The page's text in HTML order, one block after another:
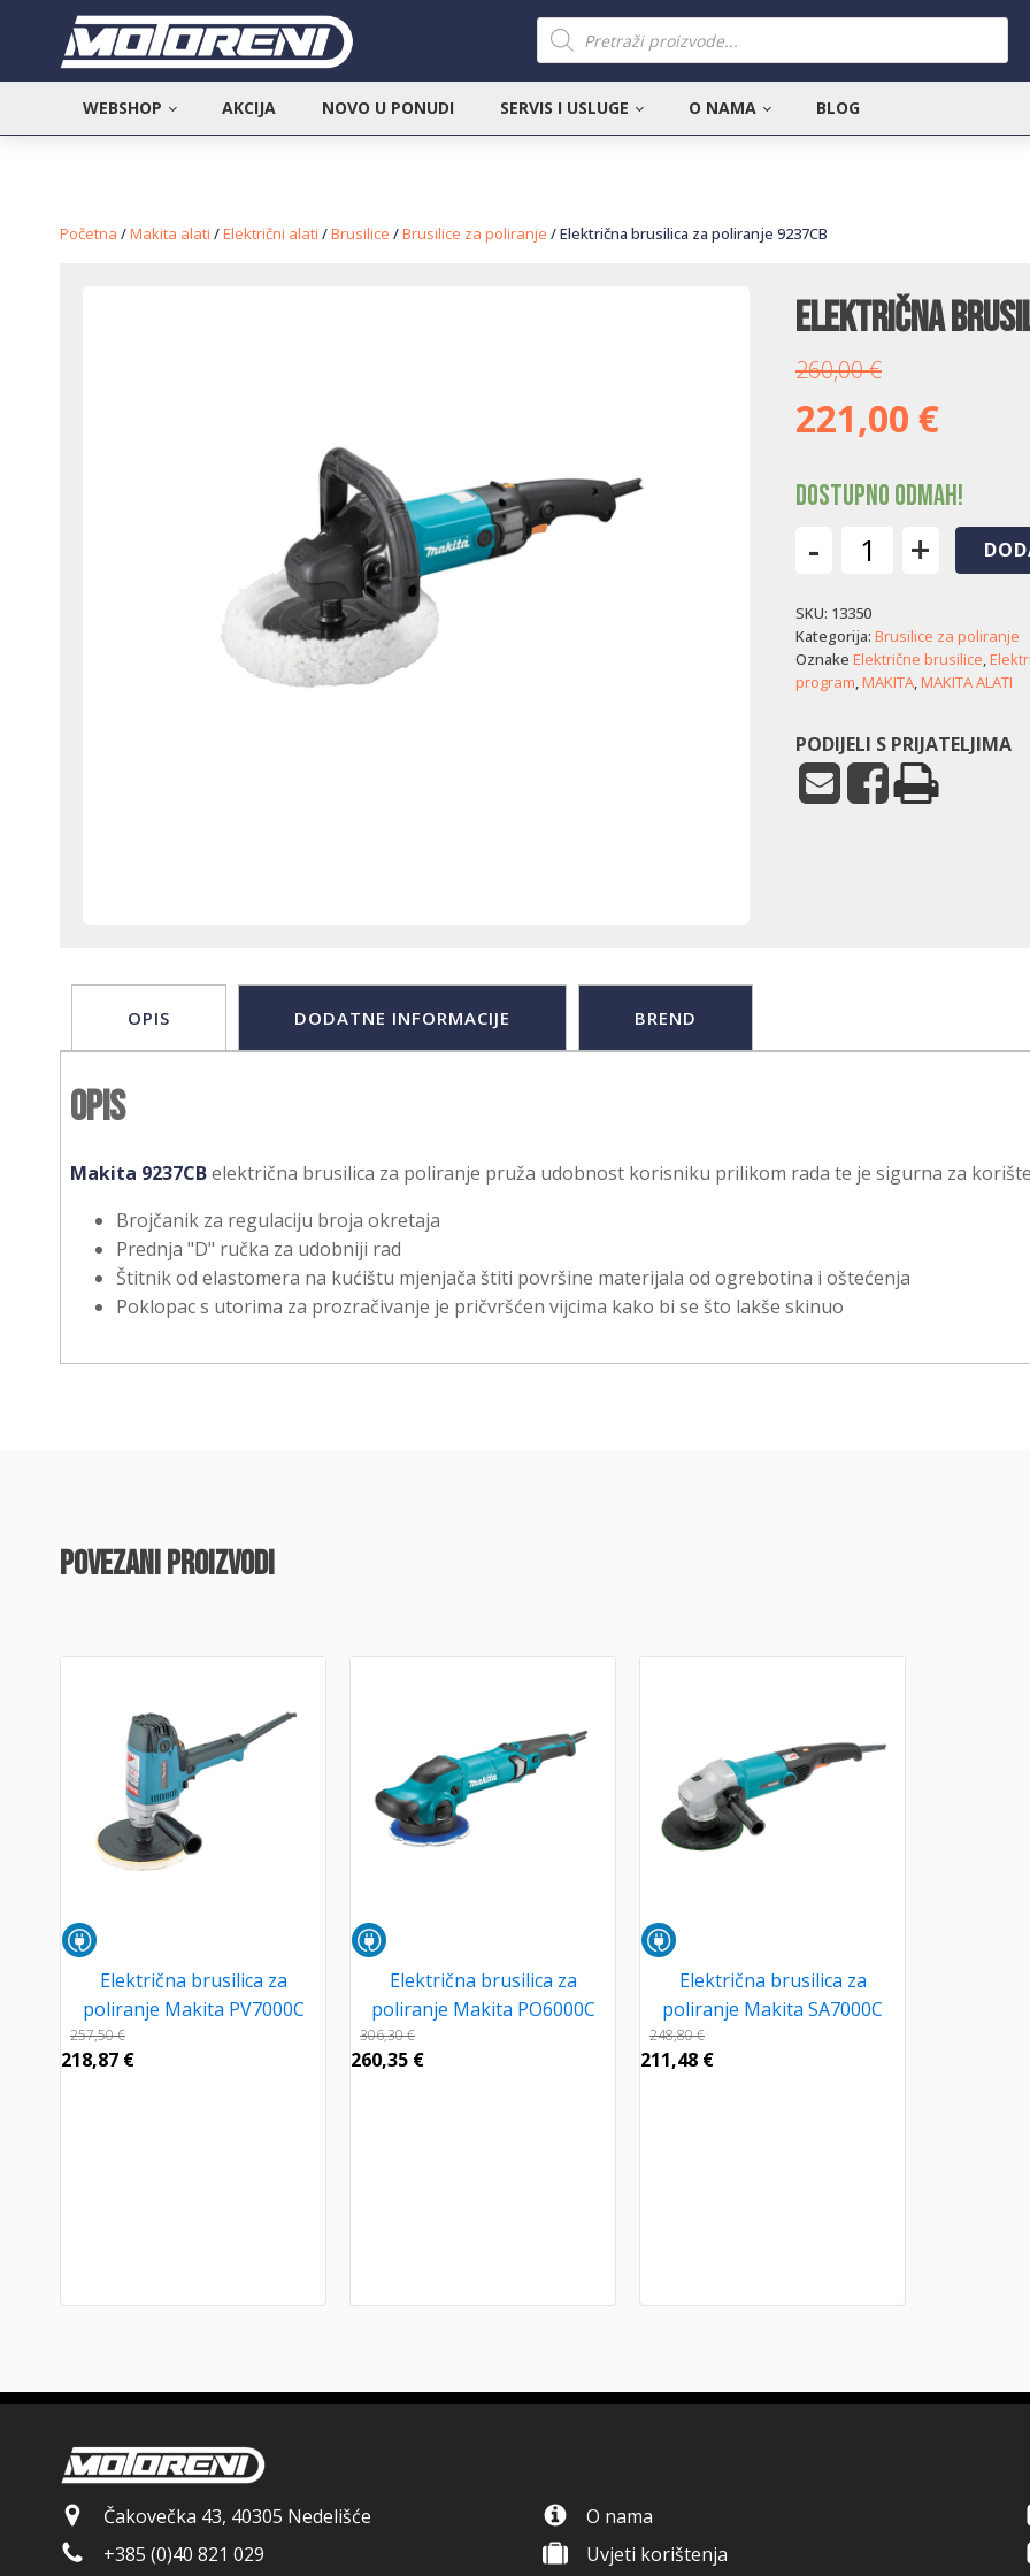
Products
search
WEBSHOP AKCIJA NOVO U PONUDI SERVIS I USLUGE O NAMA BLOG
Početna /Makita alati /Električni alati /Brusilice /Brusilice za poliranje / Električna brusilica za poliranje 9237CB
Električna
260,00€
221,00 €
Dostupno odmah!
-
za
poliranje
9237CB
količina
+
SKU: 13350
Kategorija: Brusilice za poliranje
Oznake Električne brusilice,
program,MAKITA,MAKITA ALATI
PODIJELI S PRIJATELJIMA
OPIS DODATNE INFORMACIJE BREND
Opis
Makita 9237CBelektrična brusilica za poliranje pruža udobnost korisniku prilikom rada te je sigurna za
Brojčanik za regulaciju broja okretaja
Prednja "D" ručka za udobniji rad
Štitnik od elastomera na kućištu mjenjača štiti površine materijala od ogrebotina i oštećenja
Poklopac s utorima za prozračivanje je pričvršćen vijcima kako bi se što lakše skinuo
povezani proizvodi
Električna brusilica za
poliranje Makita PV7000C
257,50€
218,87 €
Električna brusilica za
poliranje Makita PO6000C
306,30€
260,35 €
Električna brusilica za
poliranje Makita SA7000C
248,80€
211,48 €
Čakovečka 43, 40305 Nedelišće
+385 (0)40 821 029
O nama
Uvjeti korištenja